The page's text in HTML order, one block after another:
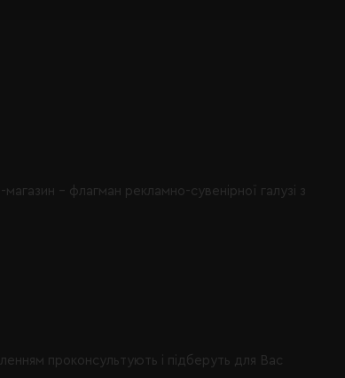
- флагман рекламно-сувенірної галузі з
проконсультують і підберуть для Вас